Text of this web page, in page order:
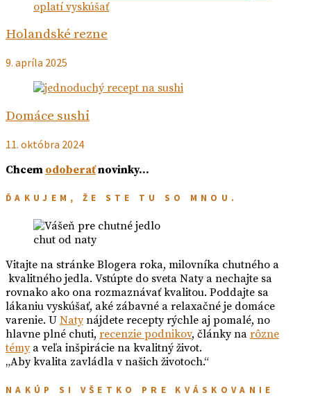
Holandské rezne
9. apríla 2025
Domáce sushi
11. októbra 2024
Chcem odoberaťnovinky…
ĎAKUJEM, ŽE STE TU SO MNOU.
chut od naty
Vitajte na stránke Blogera roka, milovníka chutného a
kvalitného jedla. Vstúpte do sveta Naty a nechajte sa
rovnako ako ona rozmaznávať kvalitou. Poddajte sa
lákaniu vyskúšať, aké zábavné a relaxačné je domáce
varenie. U Natynájdete recepty rýchle aj pomalé, no
hlavne plné chuti, recenzie podnikov, články na rôzne
témya veľa inšpirácie na kvalitný život.
„Aby kvalita zavládla v našich životoch.“
NAKÚP SI VŠETKO PRE KVÁSKOVANIE